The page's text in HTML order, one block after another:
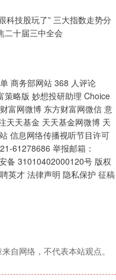
科技股玩了” 三大指数走势分
二十届三中全会
商务部网站 368 人评论
策略版 妙想投研助理 Choice
富网微博 东方财富网微信 意
天天基金 天天基金网微博 天
信息网络传播视听节目许可
61278686 举报邮箱：
备 31010402000120号 版权
英才 法律声明 隐私保护 征稿
自网络，不代表本站观点。